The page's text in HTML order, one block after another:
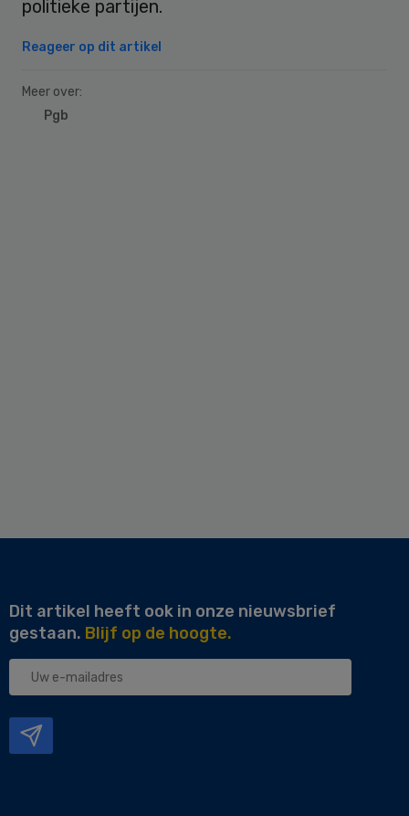
politieke partijen.
Reageer op dit artikel
Meer over:
Pgb
Dit artikel heeft ook in onze nieuwsbrief
gestaan. Blijf op de hoogte.
Uw